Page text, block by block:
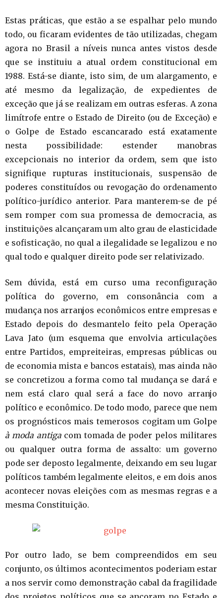
Estas práticas, que estão a se espalhar pelo mundo
todo, ou ficaram evidentes de tão utilizadas, chegam
agora no Brasil a níveis nunca antes vistos desde
que se instituiu a atual ordem constitucional em
1988. Está-se diante, isto sim, de um alargamento, e
até mesmo da legalização, de expedientes de
exceção que já se realizam em outras esferas. A zona
limítrofe entre o Estado de Direito (ou de Exceção) e
o Golpe de Estado escancarado está exatamente
nesta possibilidade: estender manobras
excepcionais no interior da ordem, sem que isto
signifique rupturas institucionais, suspensão de
poderes constituídos ou revogação do ordenamento
político-jurídico anterior. Para manterem-se de pé
sem romper com sua promessa de democracia, as
instituições alcançaram um alto grau de elasticidade
e sofisticação, no qual a ilegalidade se legalizou e no
qual todo e qualquer direito pode ser relativizado.
Sem dúvida, está em curso uma reconfiguração
política do governo, em consonância com a
mudança nos arranjos econômicos entre empresas e
Estado depois do desmantelo feito pela Operação
Lava Jato (um esquema que envolvia articulações
entre Partidos, empreiteiras, empresas públicas ou
de economia mista e bancos estatais), mas ainda não
se concretizou a forma como tal mudança se dará e
nem está claro qual será a face do novo arranjo
político e econômico. De todo modo, parece que nem
os prognósticos mais temerosos cogitam um Golpe
à moda antigacom tomada de poder pelos militares
ou qualquer outra forma de assalto: um governo
pode ser deposto legalmente, deixando em seu lugar
políticos também legalmente eleitos, e em dois anos
acontecer novas eleições com as mesmas regras e a
mesma Constituição.
Por outro lado, se bem compreendidos em seu
conjunto, os últimos acontecimentos poderiam estar
a nos servir como demonstração cabal da fragilidade